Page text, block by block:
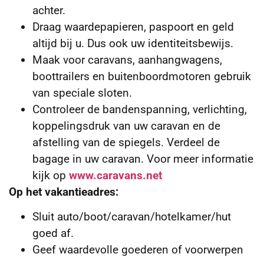
achter.
Draag waardepapieren, paspoort en geld
altijd bij u. Dus ook uw identiteitsbewijs.
Maak voor caravans, aanhangwagens,
boottrailers en buitenboordmotoren gebruik
van speciale sloten.
Controleer de bandenspanning, verlichting,
koppelingsdruk van uw caravan en de
afstelling van de spiegels. Verdeel de
bagage in uw caravan. Voor meer informatie
kijk op www.caravans.net
Op het vakantieadres:
Sluit auto/boot/caravan/hotelkamer/hut
goed af.
Geef waardevolle goederen of voorwerpen